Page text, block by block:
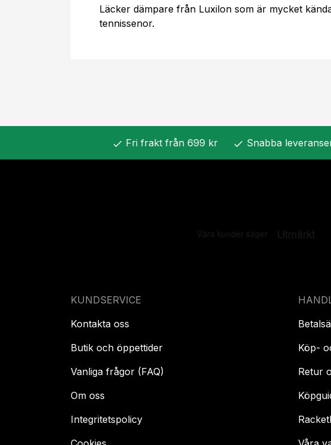
Läcker dämpare från Luxilon som är mycket
tennissenor.
check Fri frakt från 699 kr check Snabba
KUNDSERVICE
Kontakta oss
Butik och öppettider
Vanliga frågor (FAQ)
Om oss
Integritetspolicy
Köp-
Retur